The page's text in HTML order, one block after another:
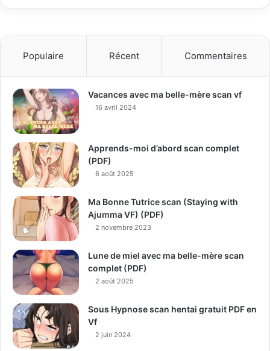
Populaire Récent Commentaires
Vacances avec ma belle-mère scan vf
16 avril 2024
Apprends-moi d’abord scan complet
(PDF)
6 août 2025
Ma Bonne Tutrice scan (Staying with
Ajumma VF) (PDF)
2 novembre 2023
Lune de miel avec ma belle-mère scan
complet (PDF)
2 août 2025
Sous Hypnose scan hentai gratuit PDF en
Vf
2 juin 2024